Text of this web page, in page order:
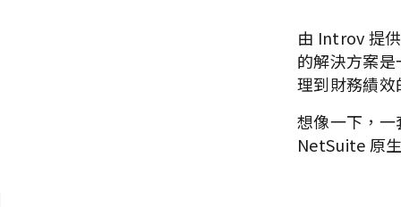
由 Introv 提
的解決方案
理到財務績
想像一下，
NetSuite 原